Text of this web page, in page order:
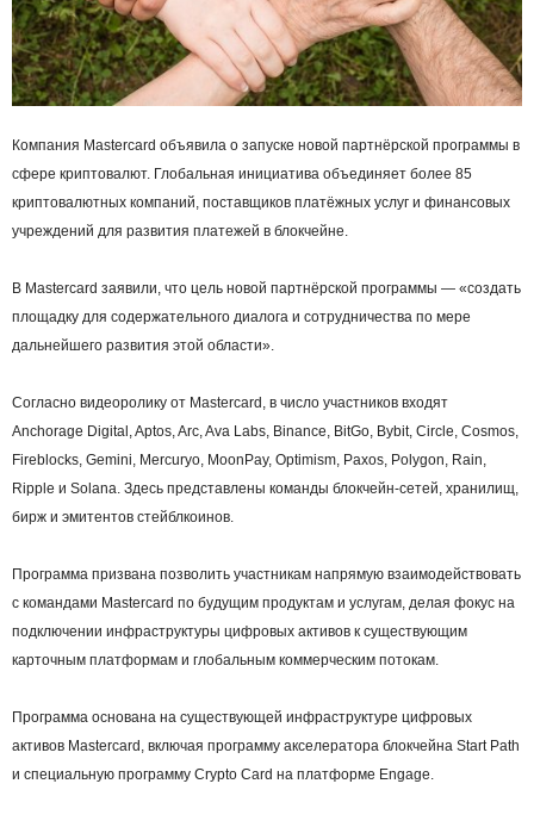
Компания Mastercard объявила о запуске новой партнёрской программы в
сфере криптовалют. Глобальная инициатива объединяет более 85
криптовалютных компаний, поставщиков платёжных услуг и финансовых
учреждений для развития платежей в блокчейне.
В Mastercard заявили, что цель новой партнёрской программы — «создать
площадку для содержательного диалога и сотрудничества по мере
дальнейшего развития этой области».
Согласно видеоролику от Mastercard, в число участников входят
Anchorage Digital, Aptos, Arc, Ava Labs, Binance, BitGo, Bybit, Circle, Cosmos,
Fireblocks, Gemini, Mercuryo, MoonPay, Optimism, Paxos, Polygon, Rain,
Ripple и Solana. Здесь представлены команды блокчейн-сетей, хранилищ,
бирж и эмитентов стейблкоинов.
Программа призвана позволить участникам напрямую взаимодействовать
с командами Mastercard по будущим продуктам и услугам, делая фокус на
подключении инфраструктуры цифровых активов к существующим
карточным платформам и глобальным коммерческим потокам.
Программа основана на существующей инфраструктуре цифровых
активов Mastercard, включая программу акселератора блокчейна Start Path
и специальную программу Crypto Card на платформе Engage.